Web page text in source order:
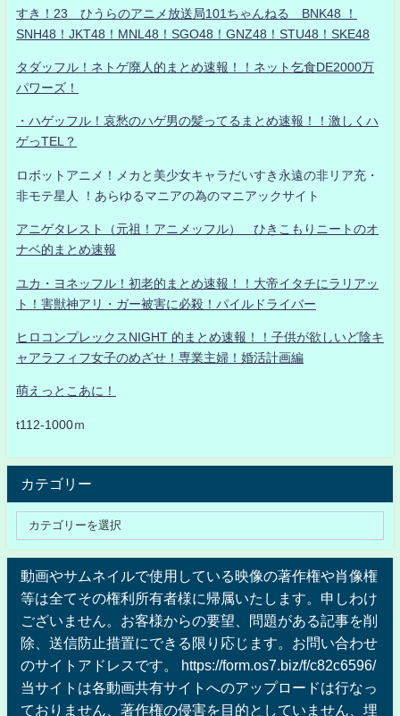
すき！23 ひうらのアニメ放送局101ちゃんねる BNK48 ！
SNH48！JKT48！MNL48！SGO48！GNZ48！STU48！SKE48
タダッフル！ネトゲ廃人的まとめ速報！！ネット乞食DE2000万
パワーズ！
・ハゲッフル！哀愁のハゲ男の髪ってるまとめ速報！！激しくハ
ゲっTEL？
ロボットアニメ！メカと美少女キャラだいすき永遠の非リア充・
非モテ星人 ！あらゆるマニアの為のマニアックサイト
アニゲタレスト（元祖！アニメッフル） ひきこもりニートのオ
ナベ的まとめ速報
ユカ・ヨネッフル！初老的まとめ速報！！大帝イタチにラリアッ
ト！害獣神アリ・ガー被害に必殺！パイルドライバー
ヒロコンプレックスNIGHT 的まとめ速報！！子供が欲しいど陰キ
ャアラフィフ女子のめざせ！専業主婦！婚活計画編
萌えっとこあに！
t112-1000ｍ
カテゴリー
動画やサムネイルで使用している映像の著作権や肖像権
等は全てその権利所有者様に帰属いたします。申しわけ
ございません。お客様からの要望、問題がある記事を削
除、送信防止措置にできる限り応じます。お問い合わせ
のサイトアドレスです。 https://form.os7.biz/f/c82c6596/
当サイトは各動画共有サイトへのアップロードは行なっ
ておりません、著作権の侵害を目的としていません、埋